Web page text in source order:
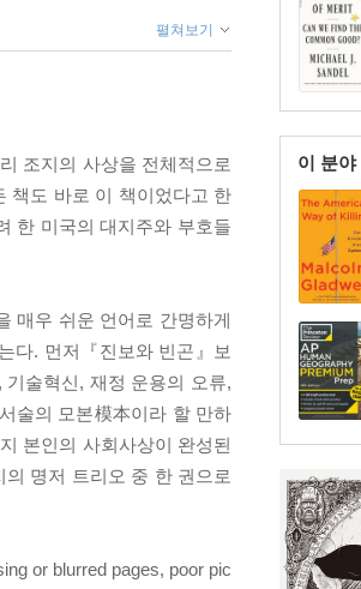
이 분
펼쳐보기
조지의 사상을 전체적으로
책도 바로 이 책이었다고 한
한 미국의 대지주와 부호들
매우 쉬운 언어로 간명하게
다. 먼저『진보와 빈곤』보
술혁신, 재정 운용의 오류,
술의 모본模本이라 할 만하
본인의 사회사상이 완성된
명저 트리오 중 한 권으로
or blurred pages, poor pic